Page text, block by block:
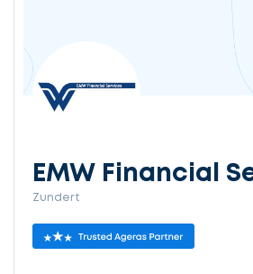
EMW Financial
Zundert